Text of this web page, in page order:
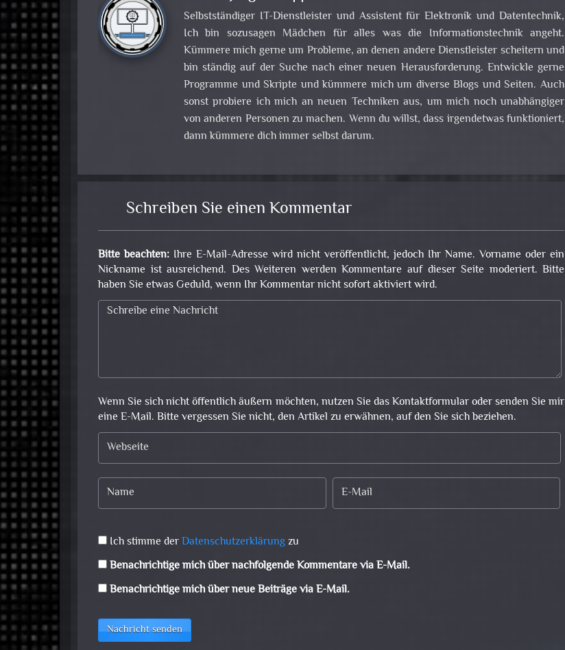
Selbstständiger IT-Dienstleister und Assistent für Elektronik und Datentechnik,
Ich bin sozusagen Mädchen für alles was die Informationstechnik angeht.
Kümmere mich gerne um Probleme, an denen andere Dienstleister scheitern und
bin ständig auf der Suche nach einer neuen Herausforderung. Entwickle gerne
Programme und Skripte und kümmere mich um diverse Blogs und Seiten. Auch
sonst probiere ich mich an neuen Techniken aus, um mich noch unabhängiger
von anderen Personen zu machen. Wenn du willst, dass irgendetwas funktioniert,
dann kümmere dich immer selbst darum.
Schreiben Sie einen Kommentar
Bitte beachten: Ihre E-Mail-Adresse wird nicht veröffentlicht, jedoch Ihr Name. Vorname oder ein
Nickname ist ausreichend. Des Weiteren werden Kommentare auf dieser Seite moderiert. Bitte
haben Sie etwas Geduld, wenn Ihr Kommentar nicht sofort aktiviert wird.
Wenn Sie sich nicht öffentlich äußern möchten, nutzen Sie das Kontaktformular oder senden Sie mir
eine E-Mail. Bitte vergessen Sie nicht, den Artikel zu erwähnen, auf den Sie sich beziehen.
Ich stimme derDatenschutzerklärungzu
Benachrichtige mich über nachfolgende Kommentare via E-Mail.
Benachrichtige mich über neue Beiträge via E-Mail.
Nachricht senden